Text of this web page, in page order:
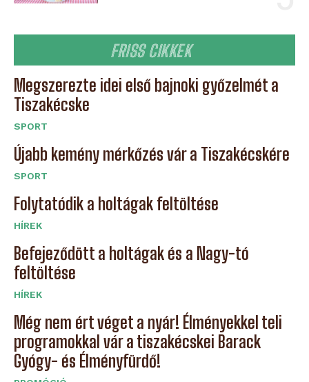
FRISS CIKKEK
Megszerezte idei első bajnoki győzelmét a
Tiszakécske
SPORT
Újabb kemény mérkőzés vár a Tiszakécskére
SPORT
Folytatódik a holtágak feltöltése
HÍREK
Befejeződött a holtágak és a Nagy-tó
feltöltése
HÍREK
Még nem ért véget a nyár! Élményekkel teli
programokkal vár a tiszakécskei Barack
Gyógy- és Élményfürdő!